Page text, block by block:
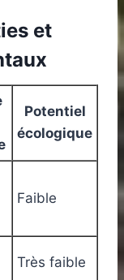
et
Potentiel
écologique
Faible
Très faible